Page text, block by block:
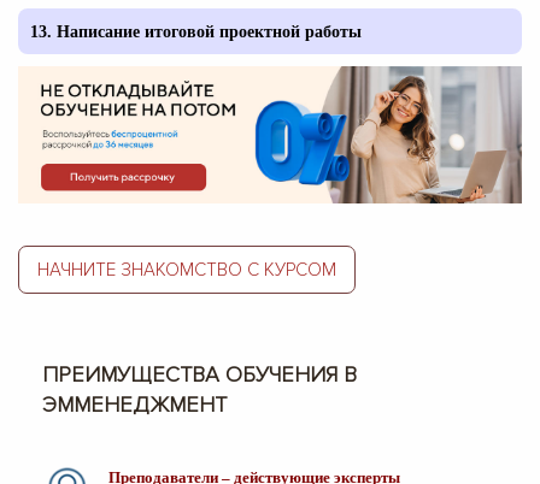
13. Написание итоговой проектной работы
НАЧНИТЕ ЗНАКОМСТВО С КУРСОМ
ПРЕИМУЩЕСТВА ОБУЧЕНИЯ В
ЭММЕНЕДЖМЕНТ
Преподаватели – действующие эксперты